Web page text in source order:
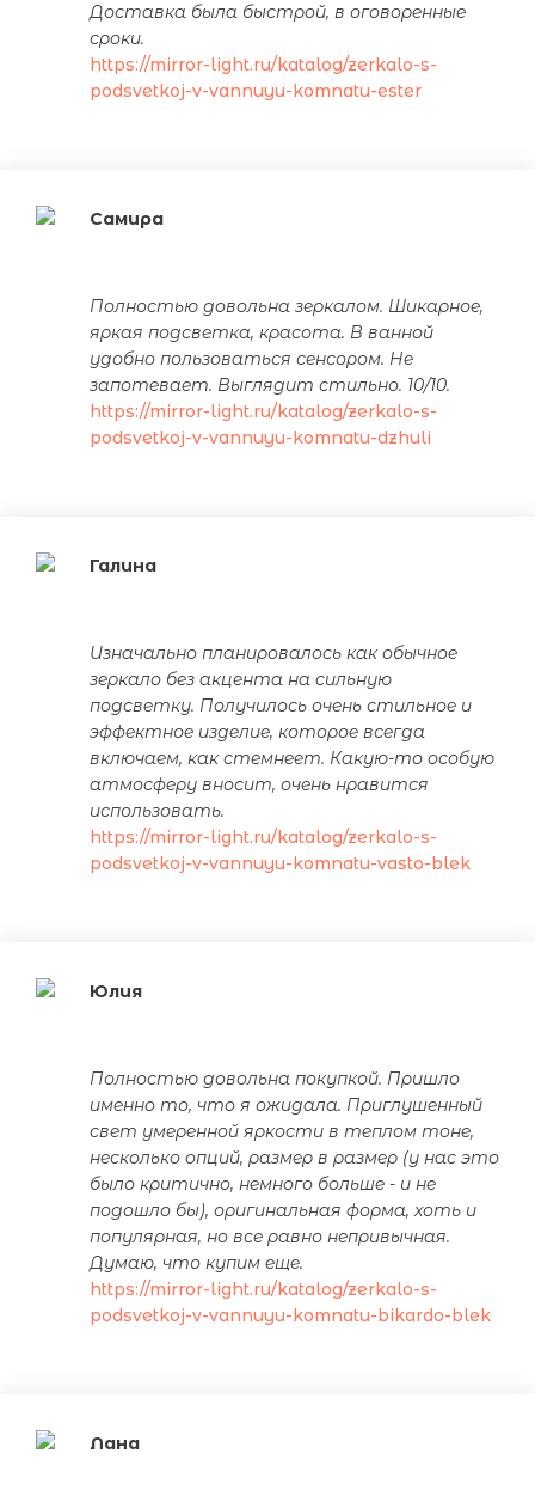
Доставка была быстрой, в оговоренные
сроки.
https://mirror-light.ru/katalog/zerkalo-s-
podsvetkoj-v-vannuyu-komnatu-ester
Самира
Полностью довольна зеркалом. Шикарное,
яркая подсветка, красота. В ванной
удобно пользоваться сенсором. Не
запотевает. Выглядит стильно. 10/10.
https://mirror-light.ru/katalog/zerkalo-s-
podsvetkoj-v-vannuyu-komnatu-dzhuli
Галина
Изначально планировалось как обычное
зеркало без акцента на сильную
подсветку. Получилось очень стильное и
эффектное изделие, которое всегда
включаем, как стемнеет. Какую-то особую
атмосферу вносит, очень нравится
использовать.
https://mirror-light.ru/katalog/zerkalo-s-
podsvetkoj-v-vannuyu-komnatu-vasto-blek
Юлия
Полностью довольна покупкой. Пришло
именно то, что я ожидала. Приглушенный
свет умеренной яркости в теплом тоне,
несколько опций, размер в размер (у нас это
было критично, немного больше - и не
подошло бы), оригинальная форма, хоть и
популярная, но все равно непривычная.
Думаю, что купим еще.
https://mirror-light.ru/katalog/zerkalo-s-
podsvetkoj-v-vannuyu-komnatu-bikardo-blek
Лана